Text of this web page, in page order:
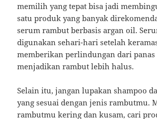
memilih yang tepat bisa jadi
satu produk yang banyak
serum rambut berbasis argan oil.
digunakan sehari-hari setelah
memberikan perlindungan dari panas
menjadikan rambut lebih halus.
Selain itu, jangan lupakan shampoo
yang sesuai dengan jenis rambutmu.
rambutmu kering dan kusam, cari